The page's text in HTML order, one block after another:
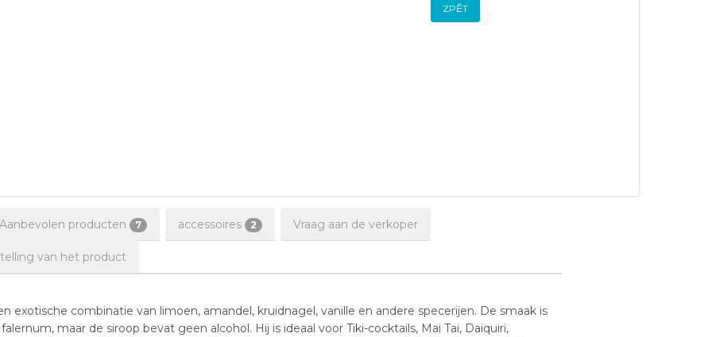
ZPĚT
Aanbevolen producten 7 accessoires 2 Vraag aan de verkoper
van het product
exotische combinatie van limoen, amandel, kruidnagel, vanille en andere specerijen. De smaak is
maar de siroop bevat geen alcohol. Hij is ideaal voor Tiki-cocktails, Mai Tai, Daiquiri,